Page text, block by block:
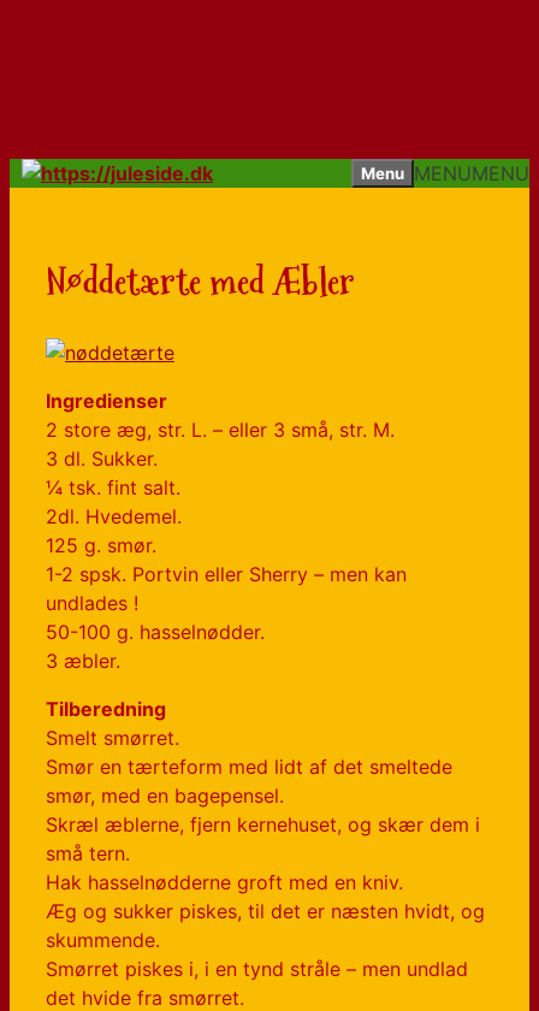
Menu MENUMENU
Nøddetærte med Æbler
Ingredienser
2 store æg, str. L. – eller 3 små, str. M.
3 dl. Sukker.
¼ tsk. fint salt.
2dl. Hvedemel.
125 g. smør.
1-2 spsk. Portvin eller Sherry – men kan
undlades !
50-100 g. hasselnødder.
3 æbler.
Tilberedning
Smelt smørret.
Smør en tærteform med lidt af det smeltede
smør, med en bagepensel.
Skræl æblerne, fjern kernehuset, og skær dem i
små tern.
Hak hasselnødderne groft med en kniv.
Æg og sukker piskes, til det er næsten hvidt, og
skummende.
Smørret piskes i, i en tynd stråle – men undlad
det hvide fra smørret.